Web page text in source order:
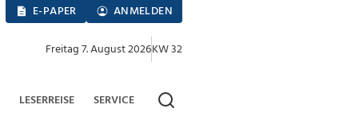
E-PAPER ANMELDEN
Freitag 7. August 2026KW 32
LESERREISE SERVICE